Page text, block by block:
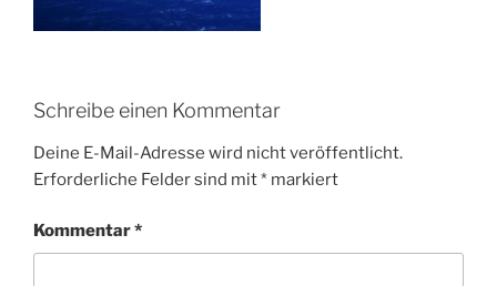
Schreibe einen Kommentar
Deine E-Mail-Adresse wird nicht veröffentlicht.
Erforderliche Felder sind mit* markiert
Kommentar*